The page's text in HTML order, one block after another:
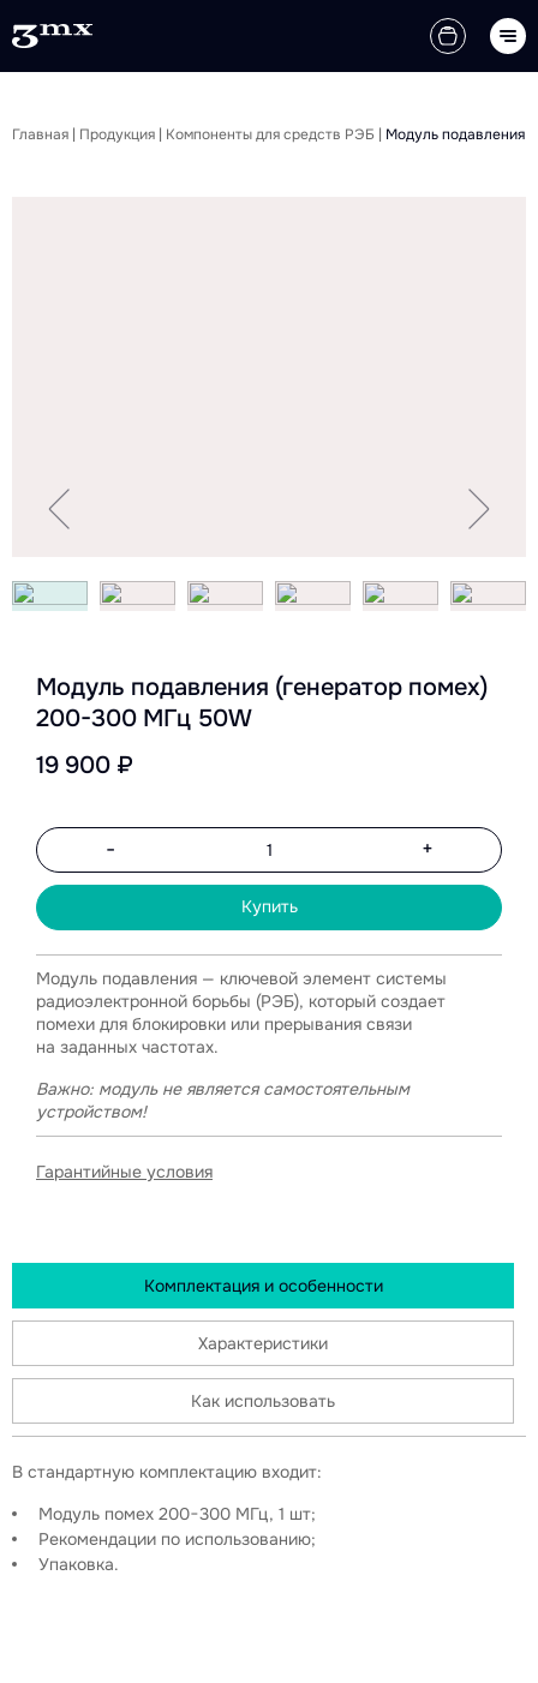
Главная | Продукция | Компоненты для средств РЭБ | Модуль подавления
Модуль подавления (генератор помех)
200-300 МГц 50W
19 900 ₽
- +
Купить
Модуль подавления — ключевой элемент системы
радиоэлектронной борьбы (РЭБ), который создает
помехи для блокировки или прерывания связи
на заданных частотах.
Важно: модуль не является самостоятельным
устройством!
Гарантийные условия
Комплектация и особенности
Характеристики
Как использовать
В стандартную комплектацию входит:
Модуль помех 200−300 МГц, 1 шт;
Рекомендации по использованию;
Упаковка.